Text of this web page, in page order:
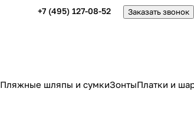
+7 (495) 127-08-52 Заказать звонок
Пляжные шляпы и сумкиЗонтыПлатки и